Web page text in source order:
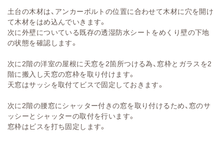
土台の木材は、アンカーボルトの位置に合わせて木材に穴を開け
て木材をはめ込んでいきます。
次に外壁についている既存の透湿防水シートをめくり壁の下地
の状態を確認します。
次に2階の洋室の屋根に天窓を2箇所つける為、窓枠とガラスを2
階に搬入し天窓の窓枠を取り付けます。
天窓はサッシを取付てビスで固定しておきます。
次に2階の腰窓にシャッター付きの窓を取り付けるため、窓のサ
ッシーとシャッターの取付を行います。
窓枠はビスを打ち固定します。